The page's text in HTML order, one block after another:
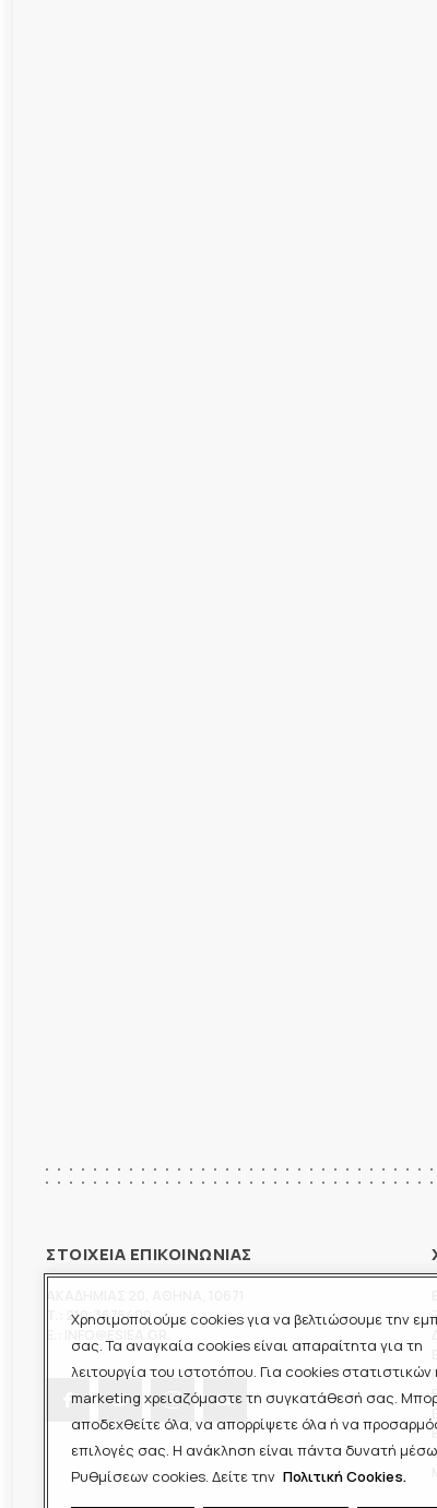
Χρησιμοποιούμε cookies για να βελτιώσουμε την
σας. Τα αναγκαία cookies είναι απαραίτητα για τη
λειτουργία του ιστοτόπου. Για cookies στατιστικών
marketing χρειαζόμαστε τη συγκατάθεσή σας.
αποδεχθείτε όλα, να απορρίψετε όλα ή να
επιλογές σας. Η ανάκληση είναι πάντα δυνατή
Ρυθμίσεων cookies. Δείτε την Πολιτική Cookies.
ΣΤΟΙΧΕΙΑ ΕΠΙΚΟΙΝΩΝΙΑΣ
210-3675400